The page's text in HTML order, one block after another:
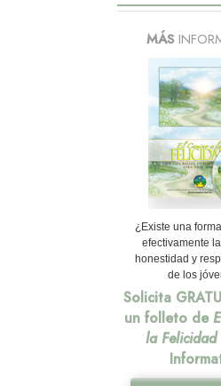
MÁS
¿Existe una
efectivamente
honestidad y
de los
Solicita
un folleto de
la Felicidad